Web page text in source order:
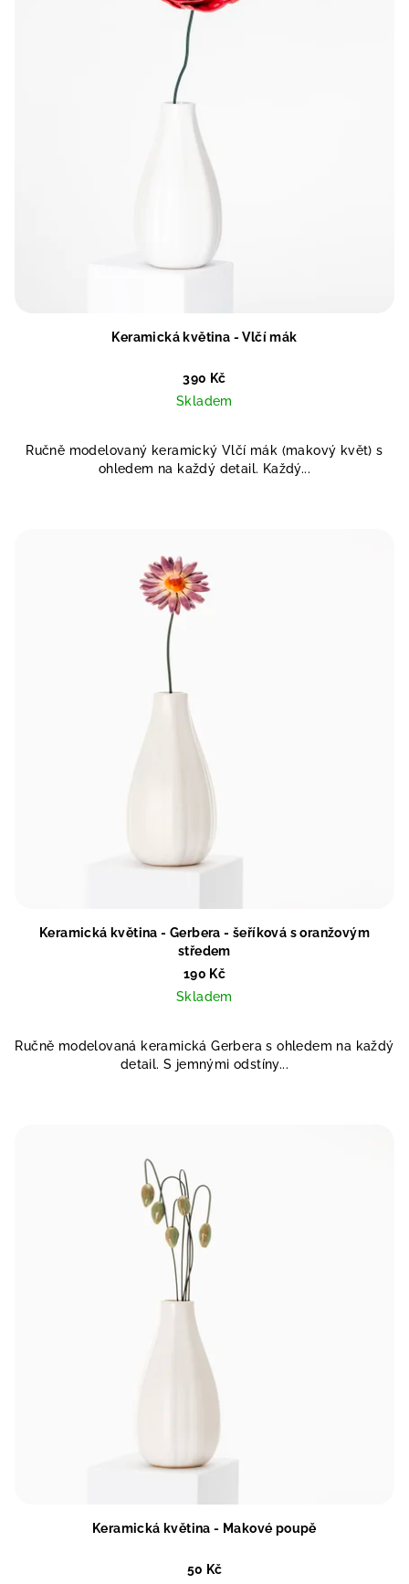
Keramická květina - Vlčí mák
390 Kč
Skladem
Ručně modelovaný keramický Vlčí mák (makový květ) s
ohledem na každý detail. Každý...
Keramická květina - Gerbera - šeříková s oranžovým
středem
190 Kč
Skladem
Ručně modelovaná keramická Gerbera s ohledem na každý
detail. S jemnými odstíny...
Keramická květina - Makové poupě
50 Kč